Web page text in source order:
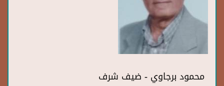
محمود برجاوي - ضيف شرف